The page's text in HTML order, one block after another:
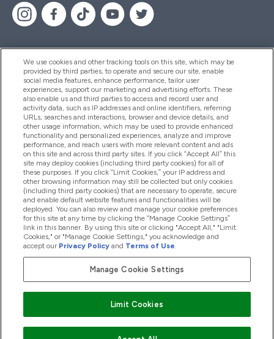
Pomoc & Informácie
Produkty
Informácie O Spoločnosti
Vernosť & Odmeny
2026 The Hut.com Ltd
We use cookies and other tracking tools on this site, which may be
provided by third parties, to operate and secure our site, enable
social media features, enhance performance, tailor user
experiences, support our marketing and advertising efforts. These
also enable us and third parties to access and record user and
activity data, such as IP addresses and online identifiers, referring
URLs, searches and interactions, browser and device details, and
other usage information, which may be used to provide enhanced
functionality and personalized experiences, analyze and improve
performance, and reach users with more relevant content and ads
on this site and across third party sites. If you click “Accept All” this
site may deploy cookies (including third party cookies) for all of
these purposes. If you click “Limit Cookies,” your IP address and
other browsing information may still be collected but only cookies
(including third party cookies) that are necessary to operate, secure
and enable default website features and functionalities will be
deployed. You can also review and manage your cookie preferences
for this site at any time by clicking the “Manage Cookie Settings”
link in this banner. By using this site or clicking "Accept All," "Limit
Cookies," or "Manage Cookie Settings," you acknowledge and
accept our Privacy Policy and Terms of Use.
Manage Cookie Settings
Limit Cookies